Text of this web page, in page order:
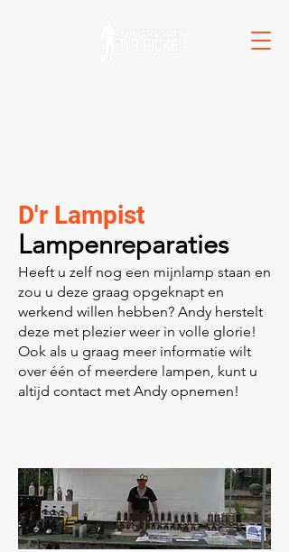
Lampenreparaties
Heeft u zelf nog een mijnlamp staan en
zou u deze graag opgeknapt en
werkend willen hebben? Andy herstelt
deze met plezier weer in volle glorie!
Ook als u graag meer informatie wilt
over één of meerdere lampen, kunt u
altijd contact met Andy opnemen!
D'r Lampist